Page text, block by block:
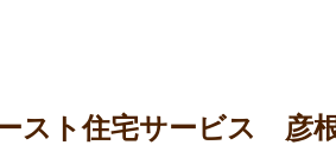
スト住宅サービス 彦